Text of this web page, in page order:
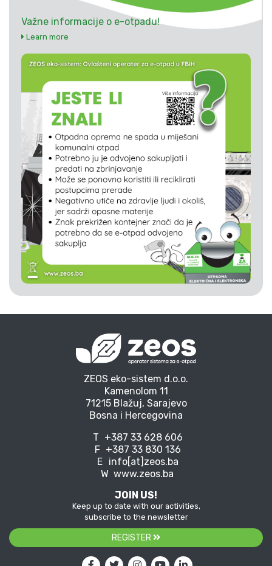
Važne informacije o e-otpadu!
Learn more
ZEOS eko-sistem d.o.o.
Kamenolom 11
71215 Blažuj, Sarajevo
Bosna i Hercegovina
T +387 33 628 606
F +387 33 830 136
E info[at]zeos.ba
W www.zeos.ba
JOIN US!
Keep up to date with our activities,
subscribe to the newsletter
REGISTER